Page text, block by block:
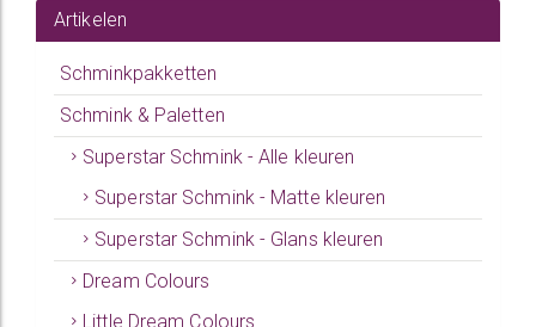
Artikelen
Schminkpakketten
Schmink & Paletten
Superstar Schmink - Alle kleuren
Superstar Schmink - Matte kleuren
Superstar Schmink - Glans kleuren
Dream Colours
Little Dream Colours